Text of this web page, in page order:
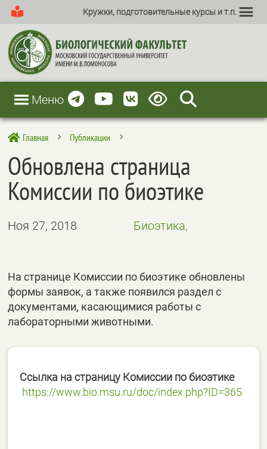
Кружки, подготовительные курсы и т.п.
Меню
 Главная 5 Публикации 5
Обновлена страница
Комиссии по биоэтике
Ноя 27, 2018 Биоэтика,
На странице Комиссии по биоэтике обновлены
формы заявок, а также появился раздел с
документами, касающимися работы с
лабораторными животными.
Ссылка на страницу Комиссии по биоэтике
https://www.bio.msu.ru/doc/index.php?ID=365